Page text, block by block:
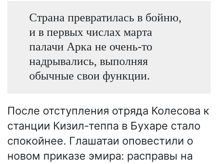
Страна превратилась в бойню,
и в первых числах марта
палачи Арка не очень-то
надрывались, выполняя
обычные свои функции.
После отступления отряда Колесова к
станции Кизил-теппа в Бухаре стало
спокойнее. Глашатаи оповестили о
новом приказе эмира: расправы на